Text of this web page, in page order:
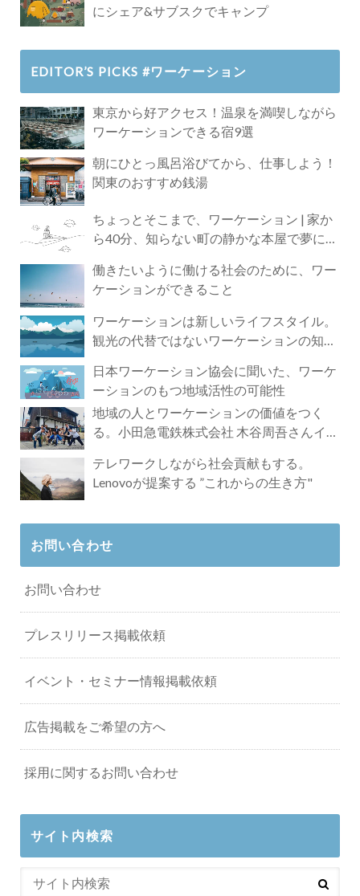
にシェア&サブスクでキャンプ
EDITOR’S PICKS #ワーケーション
東京から好アクセス！温泉を満喫しながら
ワーケーションできる宿9選
朝にひとっ風呂浴びてから、仕事しよう！
関東のおすすめ銭湯
ちょっとそこまで、ワーケーション | 家か
ら40分、知らない町の静かな本屋で夢に近
働きたいように働ける社会のために、ワー
ケーションができること
ワーケーションは新しいライフスタイル。
観光の代替ではないワーケーションの知ら
日本ワーケーション協会に聞いた、ワーケ
ーションのもつ地域活性の可能性
地域の人とワーケーションの価値をつく
る。小田急電鉄株式会社 木谷周吾さんイン
テレワークしながら社会貢献もする。
Lenovoが提案する ”これからの生き方"
お問い合わせ
お問い合わせ
プレスリリース掲載依頼
イベント・セミナー情報掲載依頼
広告掲載をご希望の方へ
採用に関するお問い合わせ
サイト内検索